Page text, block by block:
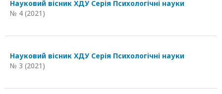
Науковий вісник ХДУ Серія Психологічні науки
№ 4 (2021)
Науковий вісник ХДУ Серія Психологічні науки
№ 3 (2021)